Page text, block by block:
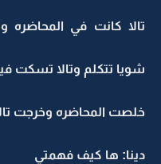
تالا كانت في المحاضره
شويا تتكلم وتالا تسكت
خلصت المحاضره وخرجت
دينا: ها كيف فهمتي